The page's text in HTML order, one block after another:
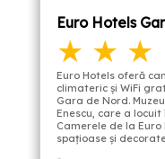
Euro Hotels
★ ★ ★
Euro Hotels oferă
climateric și WiFi
Gara de Nord.
Enescu, care a locuit
Camerele de la
spaţioase şi